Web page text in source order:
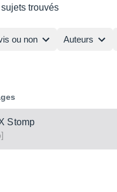
sujets trouvés
ou non Auteurs
Stomp
]